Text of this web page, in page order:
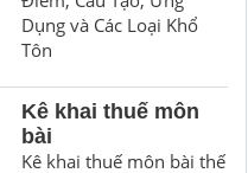
Dụng và Các Loại Khổ
Tôn
Kê khai thuế môn
bài
Kê khai thuế môn bài thế